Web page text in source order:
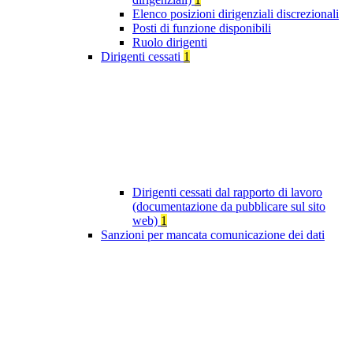
Elenco posizioni dirigenziali discrezionali
Posti di funzione disponibili
Ruolo dirigenti
Dirigenti cessati 1
Dirigenti cessati dal rapporto di lavoro
(documentazione da pubblicare sul sito
web) 1
Sanzioni per mancata comunicazione dei dati